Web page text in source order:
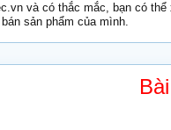
và có thắc mắc, bạn có
sản phẩm của mình.